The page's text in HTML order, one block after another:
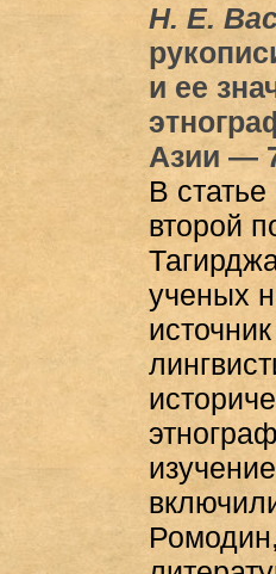
Н. Е.
и ее
Азии —
В
второй
ученых